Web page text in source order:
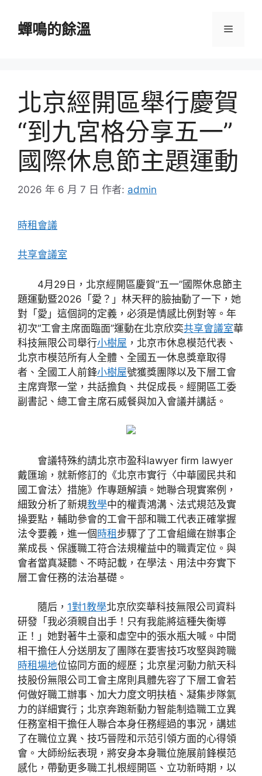
蟬鳴的餘溫 選
北京經開區舉行慶賀
“到九宮格分享五一”
國際休息節主題運動
2026 年 6 月 7 日 作者: admin
時租會議
共享會議室
4月29日，北京經開區慶賀“五一”國際休息節主
題運動暨2026「愛？」林天秤的臉抽動了一下，她
對「愛」這個詞的定義，必須是情感比例對等。年
初次“工會主席面臨面”運動在北京欣奕共享會議室華
科技無限公司舉行小樹屋 ，北京市休息模范代表、
北京市模范所有人全體、全國五一休息獎章取得
者、全國工人前鋒小樹屋號獲獎團隊以及下層工會
主席齊聚一堂，共話擔負、共促成長。經開區工委
副書記、總工會主席石威餐與加入會議并講話。
會議特殊約請北京市盈科lawyer firm lawyer
戴匯瑜，就新修訂的《北京市實行〈中華國民共和
國工會法〉措施》作專題解讀。她聯合現實案例，
細致分析了新規教學中的權責鴻溝、法式規范及實
操要點，輔助參會的工會干部和職工代表正確掌握
法令要義，進一個時租 步驟了了工會組織在辦事企
業成長、保護職工符合法規權益中的職責定位。與
會者當真凝聽、不時記載，在學法、用法中夯實下
層工會任務的法治基礎。
隨后， 1對1教學北京欣奕華科技無限公司資料
研發「我必須親自出手！只有我能將這種失衡導
正！」她對著牛土豪和虛空中的張水瓶大喊。中間
相干擔任人分送朋友了團隊在要害技巧攻堅與跨職
時租場地位協同方面的經歷；北京星河動力航天科
技股份無限公司工會主席則具體先容了下層工會若
何做好職工辦事、加大力度文明扶植、凝集步隊氣
力的詳細實行；北京奔跑新動力智能制造職工立異
任務室相干擔任人聯合本身任務經過的事況，講述
了在職位立異、技巧晉陞和示范引領方面的心得領
會。大師紛紜表現，將安身本身職位施展前鋒模范
感化，帶動更多職工扎根經開區、立功新時期，以